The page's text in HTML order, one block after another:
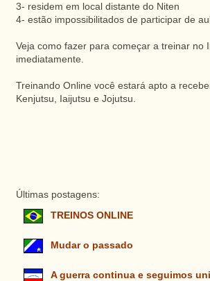
3- residem em local distante do Niten
4- estão impossibilitados de participar de
Veja como fazer para começar a treinar no
imediatamente.
Treinando Online você estará apto a
Kenjutsu, Iaijutsu e Jojutsu.
Últimas postagens:
TREINOS ONLINE
Mudar o passado
A guerra continua e seguimos